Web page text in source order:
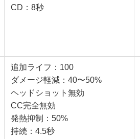
CD：8秒
追加ライフ：100
ダメージ軽減：40〜50%
ヘッドショット無効
CC完全無効
発熱抑制：50%
持続：4.5秒